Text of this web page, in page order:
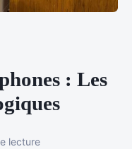
: Les
lecture